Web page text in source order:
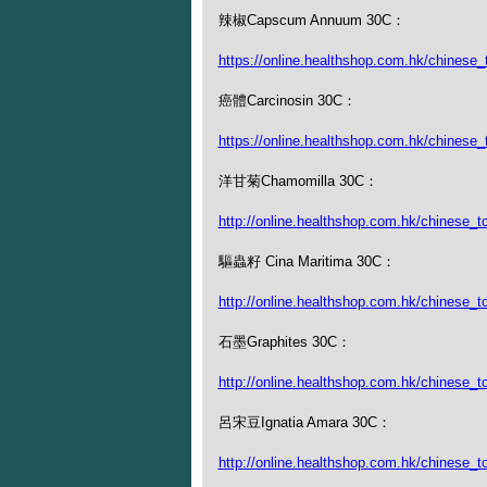
辣椒Capscum Annuum 30C：
https://online.healthshop.com.hk/
癌體Carcinosin 30C：
https://online.healthshop.com.hk/
洋甘菊Chamomilla 30C：
http://online.healthshop.com.hk/
驅蟲籽 Cina Maritima 30C：
http://online.healthshop.com.hk/
石墨Graphites 30C：
http://online.healthshop.com.hk/
呂宋豆Ignatia Amara 30C：
http://online.healthshop.com.hk/